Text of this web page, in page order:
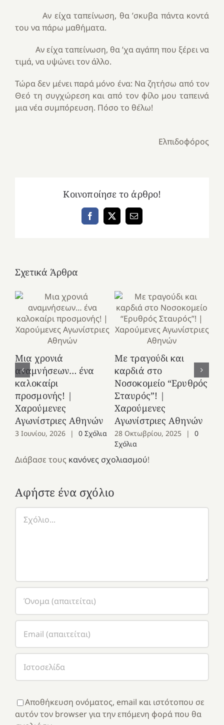
Αν είχα ταπείνωση, θα ’σκυβα πάντα κοντά
του να πάρω μαθήματα.
Αν είχα ταπείνωση, θα ’χα αγάπη που ξέρει να
τιμά, να υψώνει τον άλλο.
Τώρα δεν μένει παρά μόνο ένα: Να ζητήσω από τον
Θεό τη συγχώρεση και από τον φίλο μου ταπεινά
μια νέα συμπόρευση. Πόσο το θέλω!
Ελπιδοφόρος
Κοινοποίησε το άρθρο!
Facebook
X Email
Σχετικά Άρθρα
Μια χρονιά
αναμνήσεων… ένα
καλοκαίρι
προσμονής! |
Χαρούμενες
Αγωνίστριες Αθηνών
3 Ιουνίου, 2026 | 0 Σχόλια
Με τραγούδι και
καρδιά στο
Νοσοκομείο “Ερυθρός
Σταυρός”! |
Χαρούμενες
Αγωνίστριες Αθηνών
28 Οκτωβρίου, 2025 |
0
Σχόλια
Διάβασε τους κανόνες σχολιασμού!
Αφήστε ένα σχόλιο
Αποθήκευση ονόματος, email και ιστότοπου σε
αυτόν τον browser για την επόμενη φορά που θα